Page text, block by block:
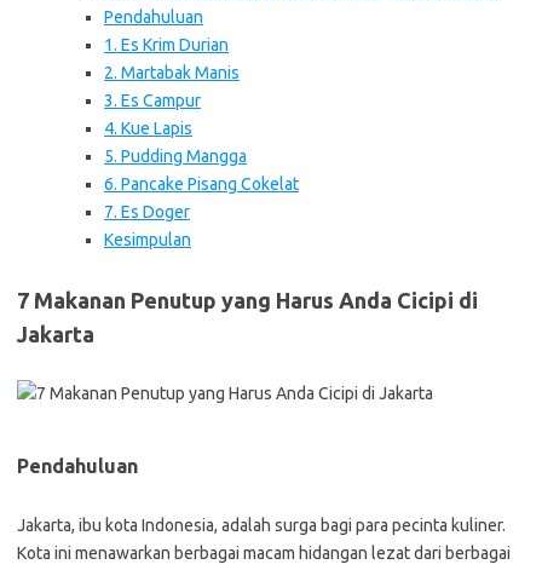
Pendahuluan
1. Es Krim Durian
2. Martabak Manis
3. Es Campur
4. Kue Lapis
5. Pudding Mangga
6. Pancake Pisang Cokelat
7. Es Doger
Kesimpulan
7 Makanan Penutup yang Harus Anda Cicipi di
Jakarta
Pendahuluan
Jakarta, ibu kota Indonesia, adalah surga bagi para pecinta kuliner.
Kota ini menawarkan berbagai macam hidangan lezat dari berbagai